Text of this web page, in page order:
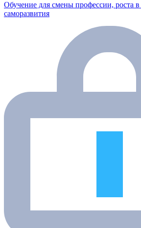
Обучение для смены профессии, роста в
саморазвития